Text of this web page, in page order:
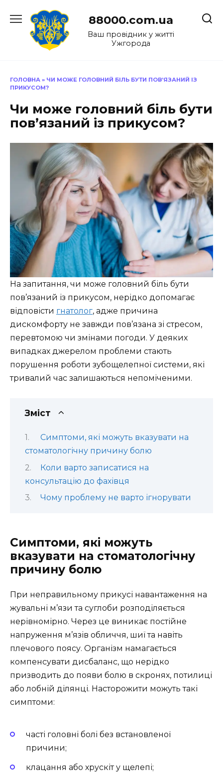
до
88000.com.ua
Ваш провідник у житті
Ужгорода
ГОЛОВНА » ЧИ МОЖЕ ГОЛОВНИЙ БІЛЬ БУТИ ПОВ’ЯЗАНИЙ ІЗ
ПРИКУСОМ?
Чи може головний біль бути
пов’язаний із прикусом?
На запитання, чи може головний біль бути
пов’язаний із прикусом, нерідко допомагає
відповісти гнатолог, адже причина
дискомфорту не завжди пов’язана зі стресом,
перевтомою чи змінами погоди. У деяких
випадках джерелом проблеми стають
порушення роботи зубощелепної системи, які
тривалий час залишаються непоміченими.
Зміст
Симптоми, які можуть вказувати на
стоматологічну причину болю
Коли варто записатися на
консультацію до фахівця
Чому проблему не варто ігнорувати
Симптоми, які можуть
вказувати на стоматологічну
причину болю
При неправильному прикусі навантаження на
жувальні м’язи та суглоби розподіляється
нерівномірно. Через це виникає постійне
напруження м’язів обличчя, шиї та навіть
плечового поясу. Організм намагається
компенсувати дисбаланс, що нерідко
призводить до появи болю в скронях, потилиці
або лобній ділянці. Насторожити можуть такі
симптоми:
часті головні болі без встановленої
причини;
клацання або хрускіт у щелепі;